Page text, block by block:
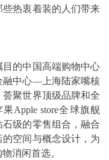
热衷着装的人们带来
目的中国高端购物中心
融中心—上海陆家嘴核
聚世界顶级品牌和全
Apple store全球旗舰
级的零售组合，融合
空间与概念设计，为
消闲首选。